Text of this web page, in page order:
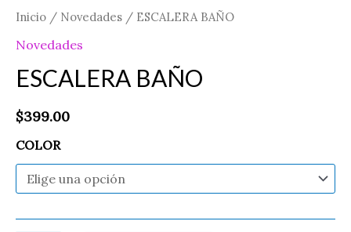
Inicio / Novedades / ESCALERA BAÑO
Novedades
ESCALERA BAÑO
$399.00
COLOR